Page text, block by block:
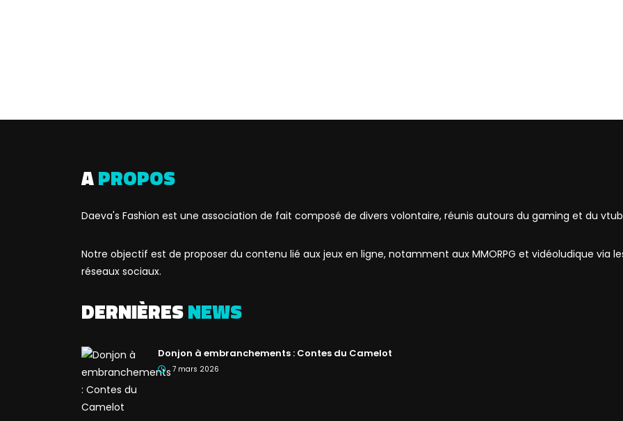
APROPOS
Daeva's Fashion est une association de fait composé de divers volontaire, réunis autours du gaming et du
Notre objectif est de proposer du contenu lié aux jeux en ligne, notamment aux MMORPG et vidéoludique via
réseaux sociaux.
DERNIÈRESNEWS
Donjon à embranchements : Contes du Camelot
7 mars 2026